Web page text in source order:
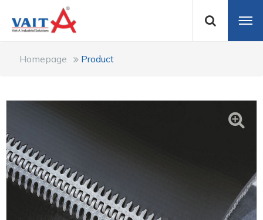
Homepage Product